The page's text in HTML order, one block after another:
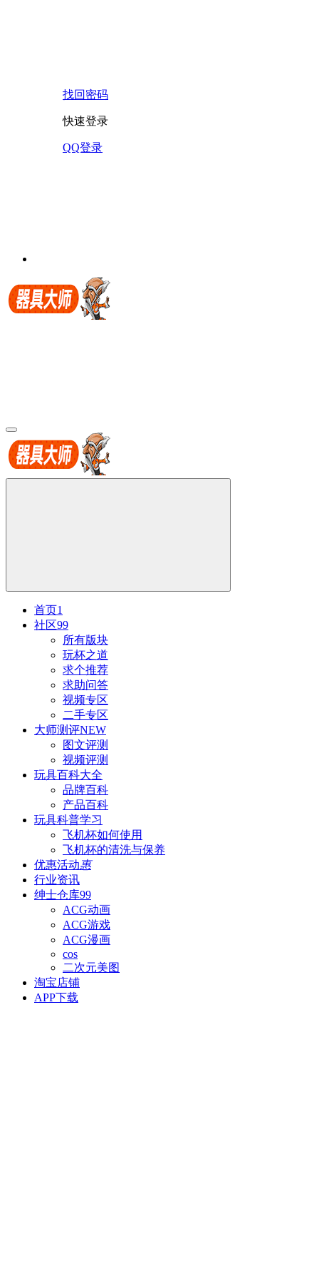
找回密码
快速登录
QQ登录
首页1
社区99
所有版块
玩杯之道
求个推荐
求助问答
视频专区
二手专区
大师测评NEW
图文评测
视频评测
玩具百科大全
品牌百科
产品百科
玩具科普学习
飞机杯如何使用
飞机杯的清洗与保养
优惠活动惠
行业资讯
绅士仓库99
ACG动画
ACG游戏
ACG漫画
cos
二次元美图
淘宝店铺
APP下载